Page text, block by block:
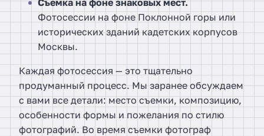
Фотосессии на фоне Поклонной горы или
исторических зданий кадетских корпусов
Москвы.
Каждая фотосессия — это тщательно
продуманный процесс. Мы заранее обсуждаем
с вами все детали: место съемки, композицию,
особенности формы и пожелания по стилю
фотографий. Во время съемки фотограф